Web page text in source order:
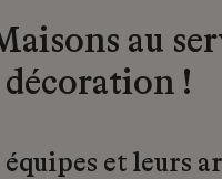
au
décoration !
et leurs